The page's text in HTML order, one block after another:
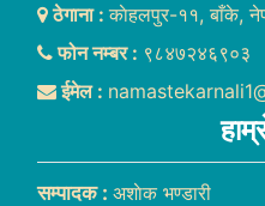
ठेगाना :काेहलपुर-११, बाँके,
फोन नम्बर : ९८४७२४६९०३
ईमेल :
सम्पादक : अशाेक भण्डारी